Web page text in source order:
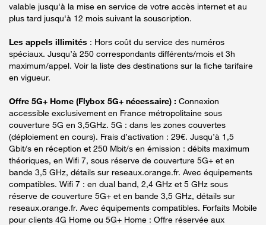
valable jusqu'à la mise en service de votre accès internet et au
plus tard jusqu'à 12 mois suivant la souscription.
Les appels illimités : Hors coût du service des numéros
spéciaux. Jusqu’à 250 correspondants différents/mois et 3h
maximum/appel. Voir la liste des destinations sur la fiche tarifaire
en vigueur.
Offre 5G+ Home (Flybox 5G+ nécessaire) : Connexion
accessible exclusivement en France métropolitaine sous
couverture 5G en 3,5GHz. 5G : dans les zones couvertes
(déploiement en cours). Frais d’activation : 29€. Jusqu’à 1,5
Gbit/s en réception et 250 Mbit/s en émission : débits maximum
théoriques, en Wifi 7, sous réserve de couverture 5G+ et en
bande 3,5 GHz, détails sur reseaux.orange.fr. Avec équipements
compatibles. Wifi 7 : en dual band, 2,4 GHz et 5 GHz sous
réserve de couverture 5G+ et en bande 3,5 GHz, détails sur
reseaux.orange.fr. Avec équipements compatibles. Forfaits Mobile
pour clients 4G Home ou 5G+ Home : Offre réservée aux